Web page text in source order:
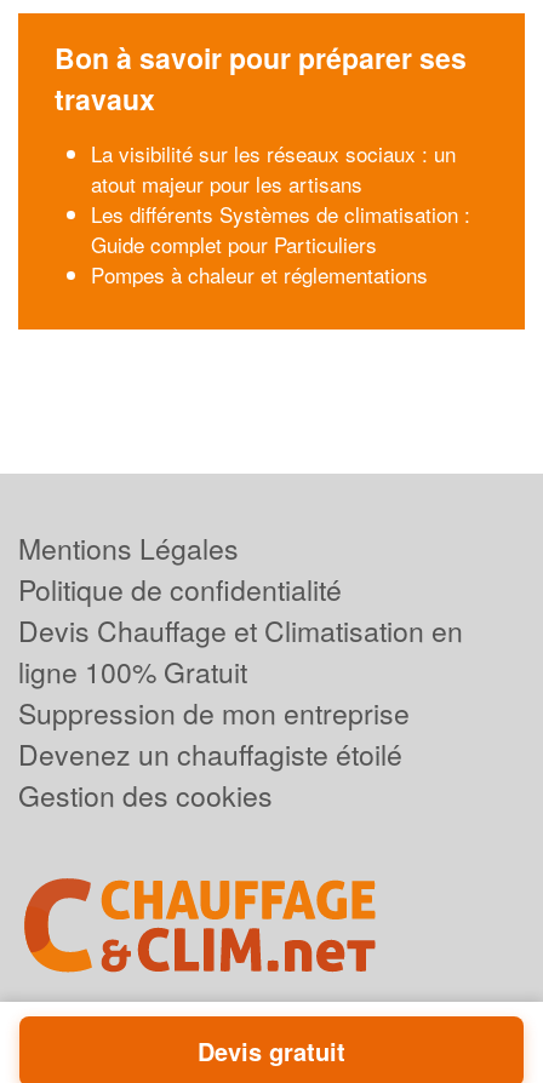
Bon à savoir pour préparer ses
travaux
La visibilité sur les réseaux sociaux : un
atout majeur pour les artisans
Les différents Systèmes de climatisation :
Guide complet pour Particuliers
Pompes à chaleur et réglementations
Mentions Légales
Politique de confidentialité
Devis Chauffage et Climatisation en
ligne 100% Gratuit
Suppression de mon entreprise
Devenez un chauffagiste étoilé
Gestion des cookies
Powered byPlus que pro
Devis gratuit